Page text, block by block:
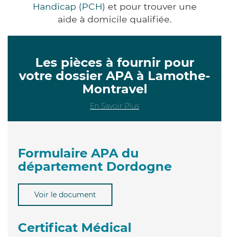
Handicap (PCH) et pour trouver une
aide à domicile qualifiée.
Les pièces à fournir pour
votre dossier APA à Lamothe-
Montravel
En Savoir Plus
Formulaire APA du
département Dordogne
Voir le document
Certificat Médical